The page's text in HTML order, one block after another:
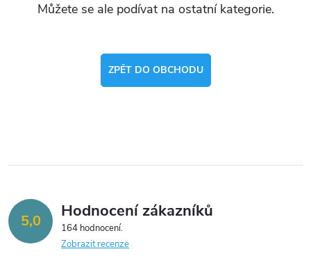
Můžete se ale podívat na ostatní kategorie.
ZPĚT DO OBCHODU
5,0 Hodnocení zákazníků
164 hodnocení
Zobrazit recenze